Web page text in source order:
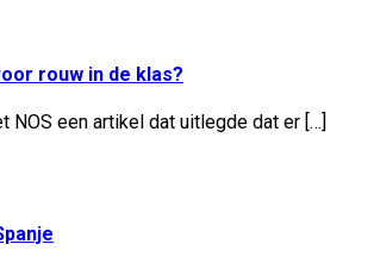
rouw in de klas?
NOS een artikel dat uitlegde dat er […]